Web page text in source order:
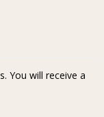
You will receive a